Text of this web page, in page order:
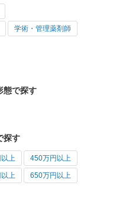
学術・管理薬剤師
態で探す
探す
上 450万円以上
上 650万円以上